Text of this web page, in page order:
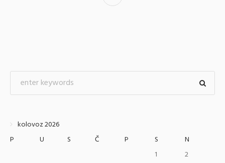
kolovoz 2026
P
U S Č P S
N
1
2